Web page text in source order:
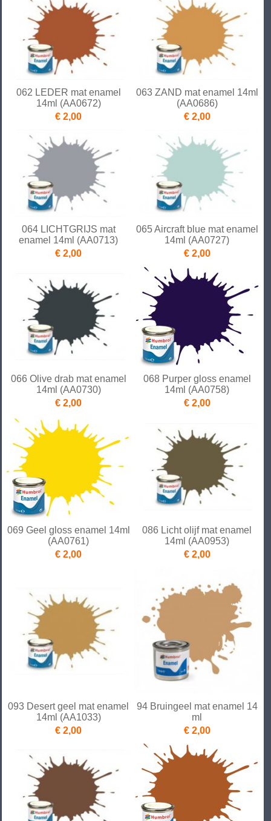
062 LEDER mat enamel
14ml (AA0672)
€ 2,00
063 ZAND mat enamel 14ml
(AA0686)
€ 2,00
064 LICHTGRIJS mat
enamel 14ml (AA0713)
€ 2,00
065 Aircraft blue mat enamel
14ml (AA0727)
€ 2,00
066 Olive drab mat enamel
14ml (AA0730)
€ 2,00
068 Purper gloss enamel
14ml (AA0758)
€ 2,00
069 Geel gloss enamel 14ml
(AA0761)
€ 2,00
086 Licht olijf mat enamel
14ml (AA0953)
€ 2,00
093 Desert geel mat enamel
14ml (AA1033)
€ 2,00
94 Bruingeel mat enamel 14
ml
€ 2,00